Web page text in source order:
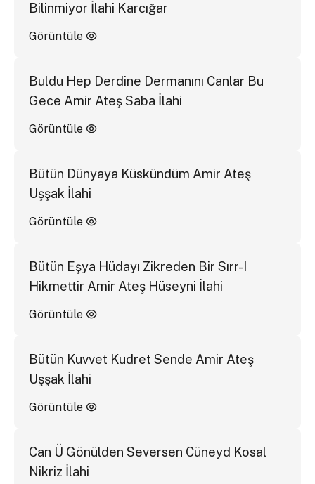
Bilinmiyor İlahi Karcığar
Görüntüle
Buldu Hep Derdine Dermanını Canlar Bu
Gece Amir Ateş Saba İlahi
Görüntüle
Bütün Dünyaya Küskündüm Amir Ateş
Uşşak İlahi
Görüntüle
Bütün Eşya Hüdayı Zikreden Bir Sırr-I
Hikmettir Amir Ateş Hüseyni İlahi
Görüntüle
Bütün Kuvvet Kudret Sende Amir Ateş
Uşşak İlahi
Görüntüle
Can Ü Gönülden Seversen Cüneyd Kosal
Nikriz İlahi